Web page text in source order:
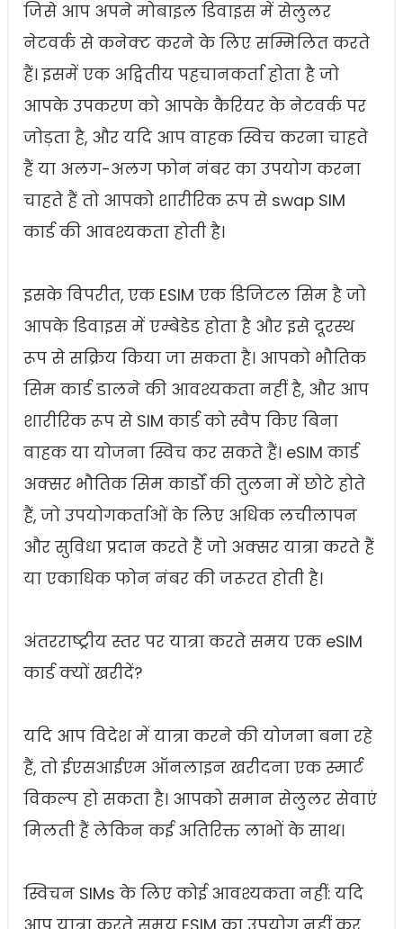
जिसे आप अपने मोबाइल डिवाइस में सेलुलर
नेटवर्क से कनेक्ट करने के लिए सम्मिलित करते
हैं। इसमें एक अद्वितीय पहचानकर्ता होता है जो
आपके उपकरण को आपके कैरियर के नेटवर्क पर
जोड़ता है, और यदि आप वाहक स्विच करना चाहते
हैं या अलग-अलग फोन नंबर का उपयोग करना
चाहते हैं तो आपको शारीरिक रूप से swap SIM
कार्ड की आवश्यकता होती है।
इसके विपरीत, एक ESIM एक डिजिटल सिम है जो
आपके डिवाइस में एम्बेडेड होता है और इसे दूरस्थ
रूप से सक्रिय किया जा सकता है। आपको भौतिक
सिम कार्ड डालने की आवश्यकता नहीं है, और आप
शारीरिक रूप से SIM कार्ड को स्वैप किए बिना
वाहक या योजना स्विच कर सकते हैं। eSIM कार्ड
अक्सर भौतिक सिम कार्डों की तुलना में छोटे होते
हैं, जो उपयोगकर्ताओं के लिए अधिक लचीलापन
और सुविधा प्रदान करते हैं जो अक्सर यात्रा करते हैं
या एकाधिक फोन नंबर की जरूरत होती है।
अंतरराष्ट्रीय स्तर पर यात्रा करते समय एक eSIM
कार्ड क्यों खरीदें?
यदि आप विदेश में यात्रा करने की योजना बना रहे
हैं, तो ईएसआईएम ऑनलाइन खरीदना एक स्मार्ट
विकल्प हो सकता है। आपको समान सेलुलर सेवाएं
मिलती हैं लेकिन कई अतिरिक्त लाभों के साथ।
स्विचन SIMs के लिए कोई आवश्यकता नहीं: यदि